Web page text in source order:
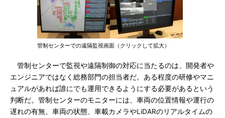
管制センターでの遠隔監視画面（クリックして拡大）
管制センターで監視や遠隔制御の対応に当たるのは、開発者や
エンジニアではなく総務部門の担当者だ。ある程度の研修やマニ
ュアルがあれば誰にでも運用できるようにする必要があるという
判断だ。管制センターのモニターには、車両の位置情報や運行の
遅れの有無、車両の状態、車載カメラやLiDARのリアルタイムの